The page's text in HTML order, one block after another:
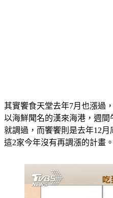
其實饗食天堂去年7月也漲過
以海鮮聞名的漢來海港，週間
就調過，而饗饗則是去年12月
這2家今年沒有再調漲的計畫。